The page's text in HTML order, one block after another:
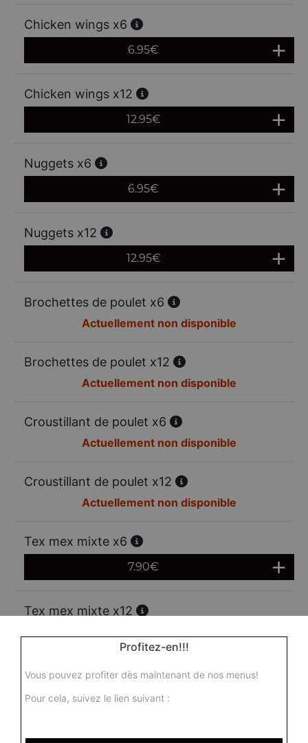
Chicken wings x6
6.95€
Chicken wings x12
12.95€
Nuggets x6
6.95€
Nuggets x12
12.95€
Brochettes de poulet x6
Actuellement non disponible
Brochettes de poulet x12
Actuellement non disponible
Croustillant de poulet x6
Actuellement non disponible
Croustillant de poulet x12
Actuellement non disponible
Tex mex mixte x6
7.90€
Tex mex mixte x12
13.00€
Mozzarella sticks x6
6.95 €
Profitez-en!!!
Vous pouvez profiter dès maintenant de nos menus!
Pour cela, suivez le lien suivant :